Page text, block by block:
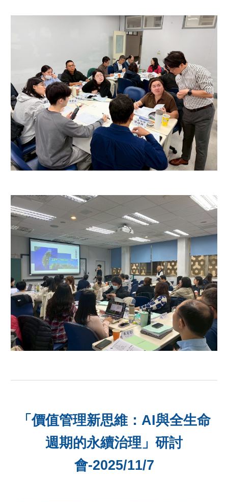
「價值管理新思維：AI與全生命
週期的永續治理」研討
會-2025/11/7